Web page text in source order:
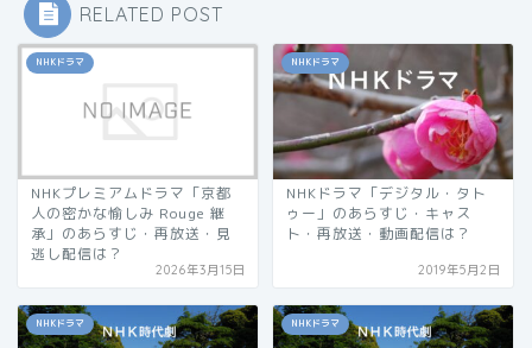
RELATED POST
NHKドラマ
NHKプレミアムドラマ「京都
人の密かな愉しみ Rouge 継
承」のあらすじ・再放送・見
逃し配信は？
2026年3月15日
NHKドラマ
NHKドラマ「デジタル・タト
ゥー」のあらすじ・キャス
ト・再放送・動画配信は？
2019年5月2日
NHKドラマ NHKドラマ